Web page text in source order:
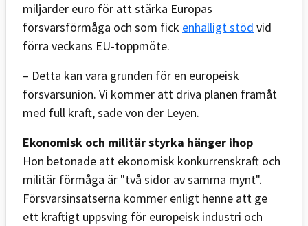
miljarder euro för att stärka Europas
försvarsförmåga och som fick enhälligt stöd vid
förra veckans EU-toppmöte.
– Detta kan vara grunden för en europeisk
försvarsunion. Vi kommer att driva planen framåt
med full kraft, sade von der Leyen.
Ekonomisk och militär styrka hänger ihop
Hon betonade att ekonomisk konkurrenskraft och
militär förmåga är "två sidor av samma mynt".
Försvarsinsatserna kommer enligt henne att ge
ett kraftigt uppsving för europeisk industri och